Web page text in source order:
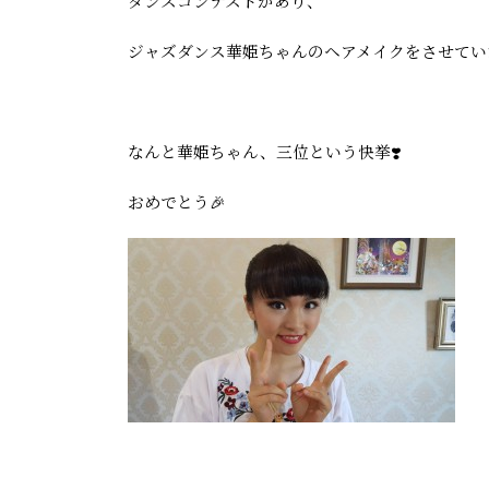
ジャズダンス華姫ちゃんのヘアメイクをさせて
なんと華姫ちゃん、三位という快挙❣️
おめでとう🎉